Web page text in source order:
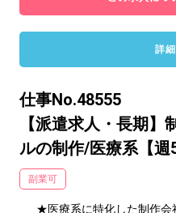
詳
仕事No.48555
【派遣求人・長期
ルの制作/医療系【週5
副業可
★医療系に特化した制作会